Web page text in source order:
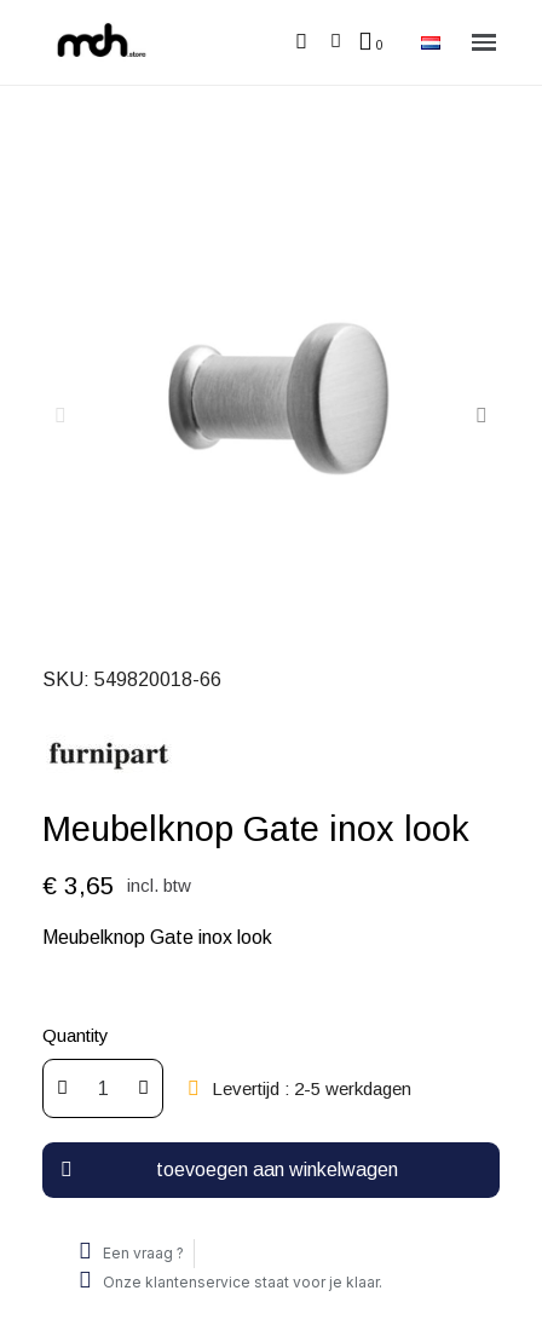
SKU 549820018-66
Meubelknop Gate inox look
€ 3,65 incl. btw
Meubelknop Gate inox look
Quantity
Levertijd : 2-5 werkdagen
toevoegen aan winkelwagen
Een vraag ?
Onze klantenservice staat voor je klaar.